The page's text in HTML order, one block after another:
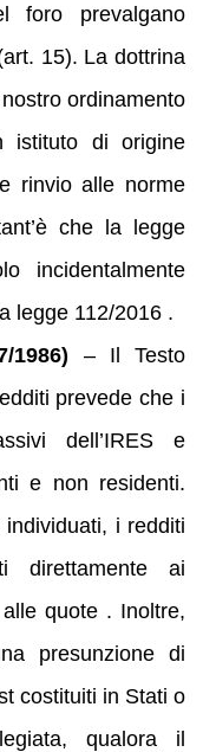
foro prevalgano
15). La dottrina
ordinamento
istituto di origine
rinvio alle norme
che la legge
incidentalmente
legge 112/2016 .
1986) – Il Testo
prevede che i
dell’IRES e
e non residenti.
i redditi
direttamente ai
quote . Inoltre,
presunzione di
costituiti in Stati o
qualora il